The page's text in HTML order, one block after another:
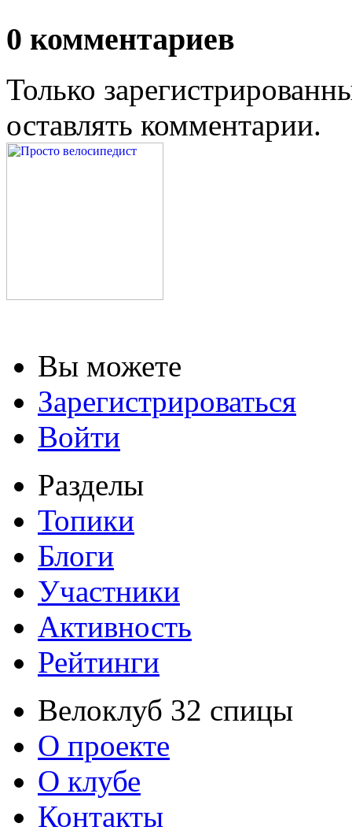
0 комментариев
Только
оставлять комментарии.
Вы можете
Зарегистрироваться
Войти
Разделы
Топики
Блоги
Участники
Активность
Рейтинги
Велоклуб 32 спицы
О проекте
О клубе
Контакты